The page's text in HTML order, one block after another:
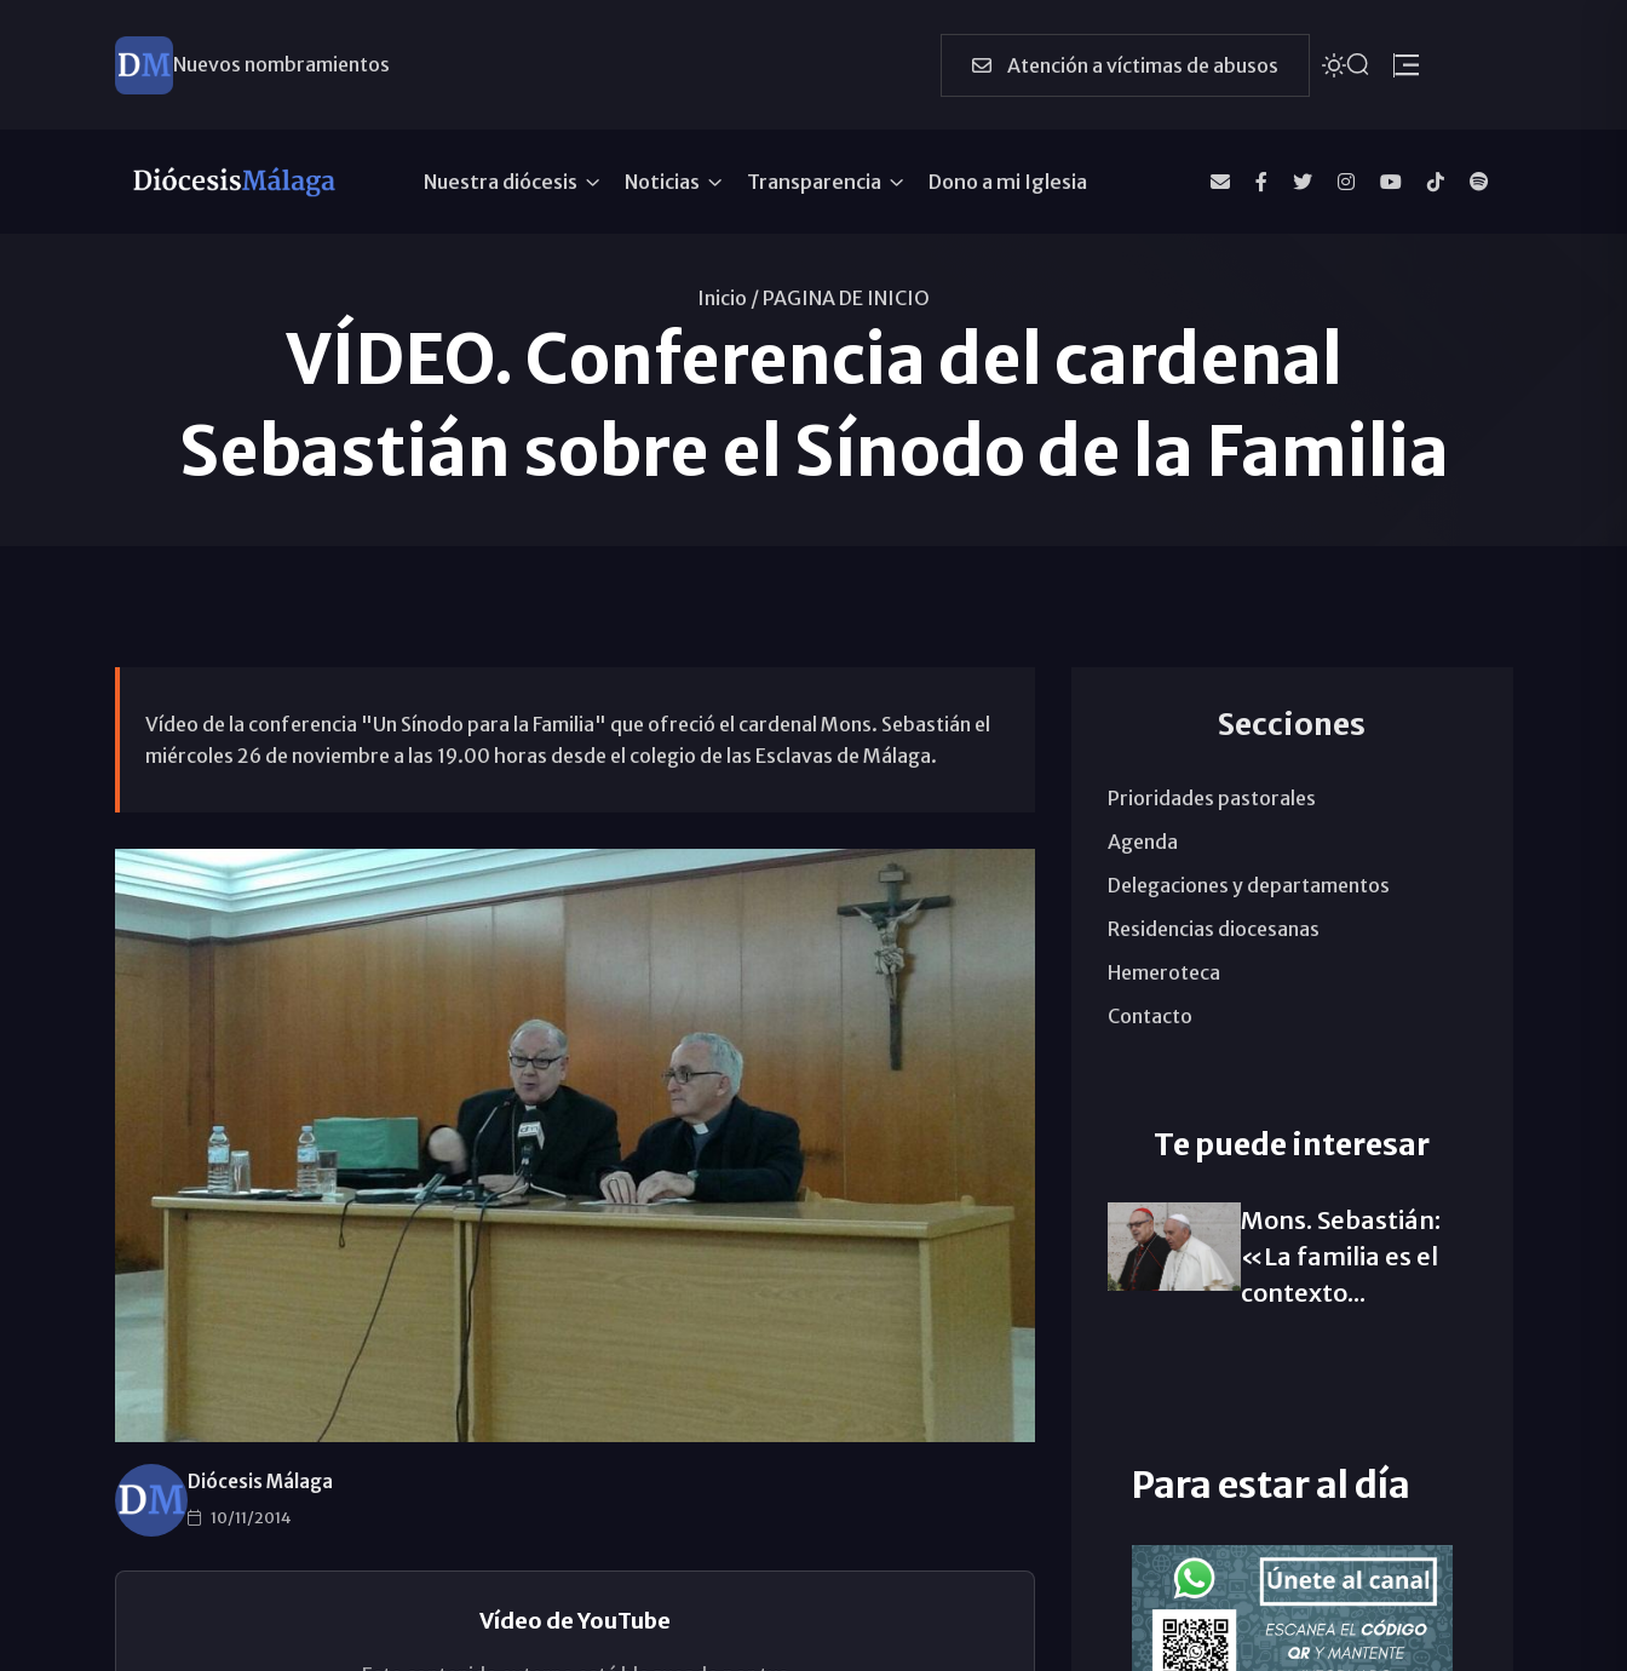
Nuevos nombramientos Atención a víctimas de abusos
Nuestra diócesis Noticias Transparencia Dono a mi Iglesia
Inicio / PAGINA DE INICIO
VÍDEO. Conferencia del cardenal
Sebastián sobre el Sínodo de la Familia
Vídeo de la conferencia "Un Sínodo para la Familia" que ofreció el cardenal Mons. Sebastián el
miércoles 26 de noviembre a las 19.00 horas desde el colegio de las Esclavas de Málaga.
Diócesis Málaga
10/11/2014
Vídeo de YouTube
Secciones
Prioridades pastorales
Agenda
Delegaciones y departamentos
Residencias diocesanas
Hemeroteca
Contacto
Te puede interesar
Mons. Sebastián:
«La familia es el
contexto...
Para estar al día